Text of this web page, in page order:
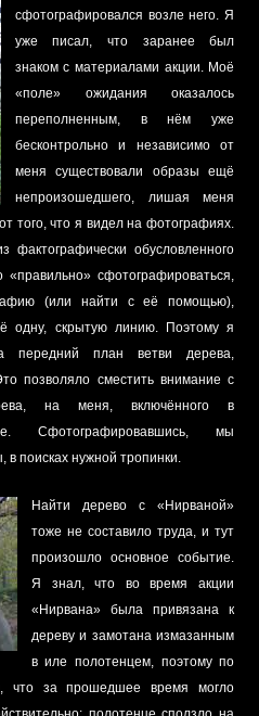
сфотографировался возле него. Я
уже писал, что заранее был
знаком с материалами акции. Моё
«поле» ожидания оказалось
переполненным, в нём уже
бесконтрольно и независимо от
меня существовали образы ещё
непроизошедшего, лишая меня
того, что я видел на фотографиях.
фактографически обусловленного
сфотографироваться,
(или найти с её помощью),
одну, скрытую линию. Поэтому я
передний план ветви дерева,
позволяло сместить внимание с
на меня, включённого в
Сфотографировавшись, мы
поисках нужной тропинки.
Найти дерево с «Нирваной»
тоже не составило труда, и тут
произошло основное событие.
Я знал, что во время акции
«Нирвана» была привязана к
дереву и замотана измазанным
в иле полотенцем, поэтому по
что за прошедшее время могло